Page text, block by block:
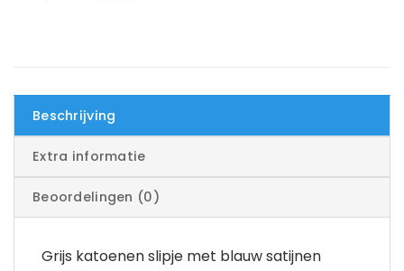
Beschrijving
Extra informatie
Beoordelingen (0)
Grijs katoenen slipje met blauw satijnen